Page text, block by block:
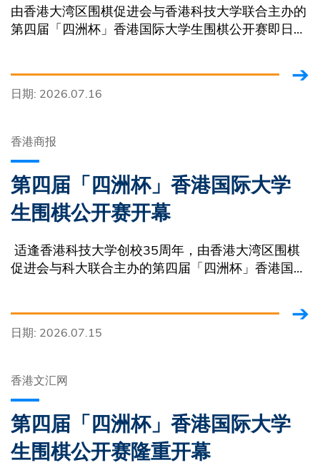
由香港大湾区围棋促进会与香港科技大学联合主办的
第四届「四洲杯」香港国际大学生围棋公开赛即日起
日期: 2026.07.16
香港商报
第四届「四洲杯」香港国际大学
生围棋公开赛开幕
适逢香港科技大学创校35周年，由香港大湾区围棋
促进会与科大联合主办的第四届「四洲杯」香港国际
日期: 2026.07.15
香港文汇网
第四届「四洲杯」香港国际大学
生围棋公开赛隆重开幕